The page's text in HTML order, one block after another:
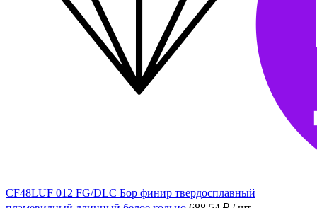
CF48LUF 012 FG/DLC Бор финир твердосплавный